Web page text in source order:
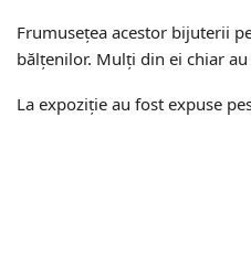
Frumuseţea acestor bijuterii
bălțenilor. Mulți din ei chiar au
La expoziție au fost expuse